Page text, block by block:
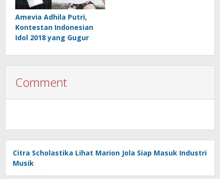
Amevia Adhila Putri,
Kontestan Indonesian
Idol 2018 yang Gugur
Comment
Citra Scholastika Lihat Marion Jola Siap Masuk Industri
Musik